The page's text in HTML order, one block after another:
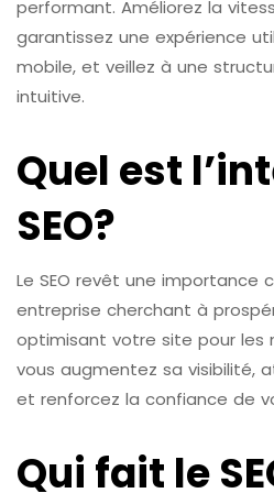
performant. Améliorez la
garantissez une expérience
mobile, et veillez à une
intuitive.
Quel est
SEO?
Le SEO revêt une importance
entreprise cherchant à
optimisant votre site pour les
vous augmentez sa visibilité,
et renforcez la confiance de
Qui fait le